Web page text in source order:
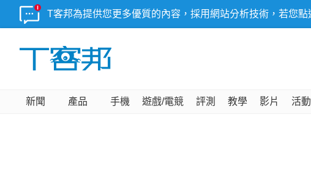
T客邦為提供您更多優質的內容，採用網站分析技術，若您
新聞 產品 手機 遊戲/電競 評測 教學 影片 活動